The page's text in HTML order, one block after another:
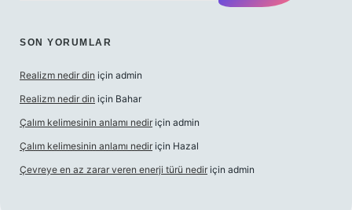
SON YORUMLAR
Realizm nedir din için admin
Realizm nedir din için Bahar
Çalım kelimesinin anlamı nedir için admin
Çalım kelimesinin anlamı nedir için Hazal
Çevreye en az zarar veren enerji türü nedir için admin